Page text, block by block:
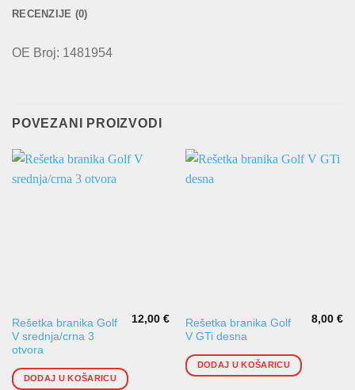
RECENZIJE (0)
OE Broj: 1481954
POVEZANI PROIZVODI
Rešetka branika Golf
V srednja/crna 3
otvora
12,00€
DODAJ U KOŠARICU
Rešetka branika Golf
V GTi desna
8,00€
DODAJ U KOŠARICU